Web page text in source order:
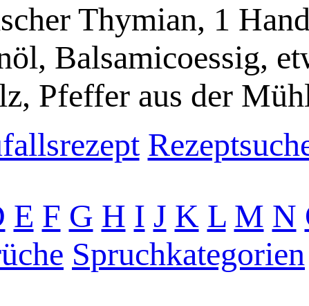
Thymian, 1
Balsamicoessig,
Pfeffer aus der
E F G H I J K L M N
Spruchkategorien